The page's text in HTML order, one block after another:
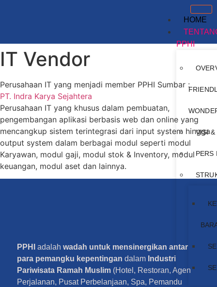
HOME
PPHI
VISI &
PERS
IT Vendor
Perusahaan IT yang menjadi member PPHI Sumbar :
PT. Indra Karya Sejahtera
Perusahaan IT yang khusus dalam pembuatan,
pengembangan aplikasi berbasis web dan online yang
mencangkup sistem terintegrasi dari input system hingga
output system dalam berbagai modul seperti modul
Karyawan, modul gaji, modul stok & Inventory, modul
keuangan, modul aset dan lainnya.
PPHI adalah wadah untuk mensinergikan antar
para pemangku kepentingan dalam Industri
Pariwisata Ramah Muslim (Hotel, Restoran, Agen
Perjalanan, Pusat Perbelanjaan, Spa, Pemandu